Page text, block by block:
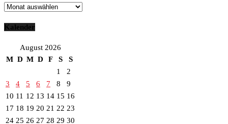
Archiv
Kalender
August 2026
M D M D F S
S
1
2
3
4 5 6 7 8
9
10 11 12 13 14 15 16
17 18 19 20 21 22 23
24 25 26 27 28 29 30